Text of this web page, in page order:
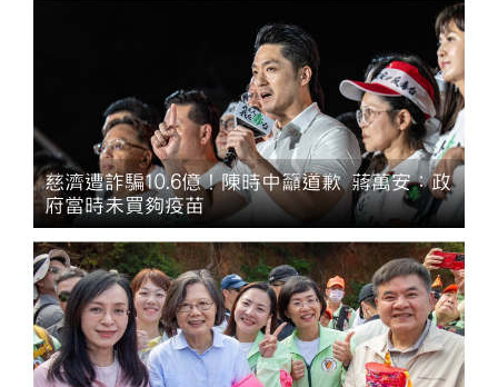
慈濟遭詐騙10.6億！陳時中籲道歉 蔣萬安：政
府當時未買夠疫苗